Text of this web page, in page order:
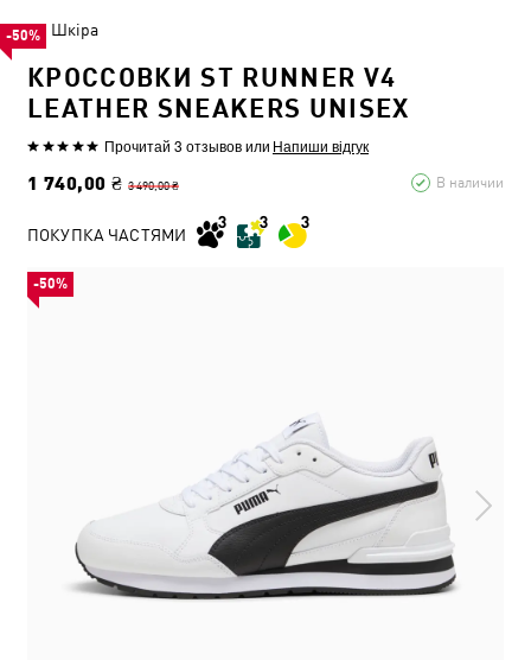
Шкіра
КРОССОВКИ ST RUNNER V4
LEATHER SNEAKERS UNISEX
Прочитай 3 отзывовили Напиши відгук
1 740,00 ₴ 3 490,00 ₴ В наличии
-50%
ПОКУПКА ЧАСТЯМИ
-50%